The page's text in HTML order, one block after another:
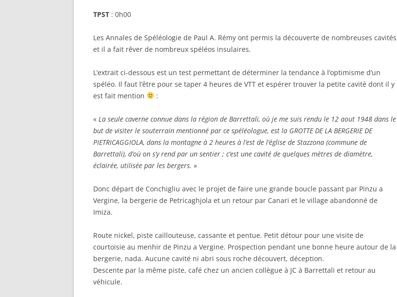
TPST : 0h00
Les Annales de Spéléologie de Paul A. Rémy ont permis la découverte de nombreuses cavités
et il a fait rêver de nombreux spéléos insulaires.
L’extrait ci-dessous est un test permettant de déterminer la tendance à l’optimisme d’un
spéléo. Il faut l’être pour se taper 4 heures de VTT et espérer trouver la petite cavité dont il y
est fait mention
:
« La seule caverne connue dans la région de Barrettali, où je me suis rendu le 12 aout 1948 dans le
but de visiter le souterrain mentionné par ce spéléologue, est la GROTTE DE LA BERGERIE DE
PIETRICAGGIOLA, dans la montagne à 2 heures à l’est de l’église de Stazzona (commune de
Barrettali), d’où on s’y rend par un sentier ; c’est une cavité de quelques mètres de diamètre,
éclairée, utilisée par les bergers. »
Donc départ de Conchigliu avec le projet de faire une grande boucle passant par Pinzu a
Vergine, la bergerie de Petricaghjola et un retour par Canari et le village abandonné de
Imiza.
Route nickel, piste caillouteuse, cassante et pentue. Petit détour pour une visite de
courtoisie au menhir de Pinzu a Vergine. Prospection pendant une bonne heure autour de la
bergerie, nada. Aucune cavité ni abri sous roche découvert, déception.
Descente par la même piste, café chez un ancien collègue à JC à Barrettali et retour au
véhicule.